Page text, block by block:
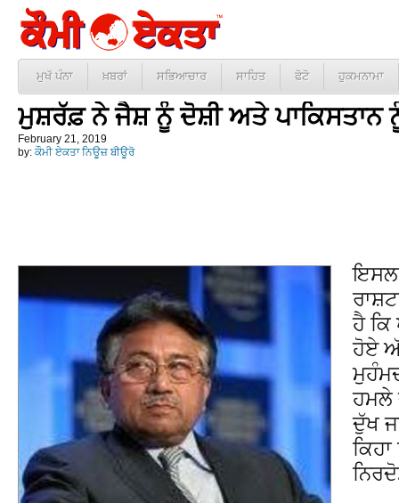
ਮੁਖੱ ਪੰਨਾ ਖ਼ਬਰਾਂ ਸਭਿਆਚਾਰ ਸਾਹਿਤ ਫੋਟੋ ਹੁਕਮਨਾਮਾ
ਮੁਸ਼ਰੱਫ਼ ਨੇ ਜੈਸ਼ ਨੂੰ ਦੋਸ਼ੀ ਅਤੇ ਪਾਕਿਸਤਾਨ
February 21, 2019
by: ਕੌਮੀ ਏਕਤਾ ਨਿਊਜ਼ ਬੀਊਰੋ
ਹੈ ਕਿ
ਹੋਏ
ਹਮਲੇ
ਦੁੱਖ